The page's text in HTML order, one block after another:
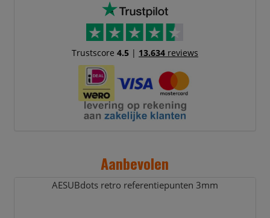
Trustscore 4.5| 13.634reviews
Aanbevolen
AESUBdots retro referentiepunten 3mm